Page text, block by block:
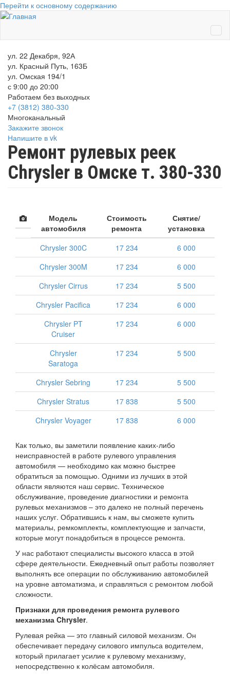
Перейти к основному содержанию
ул. 22 Декабря, 92А
ул. Красный Путь, 163Б
ул. Омская 194/1
с 9:00 до 20:00
Работаем без выходных
+7 (3812) 380-330
Многоканальный
Закажите звонок
Напишите в vk
Ремонт рулевых реек
Chrysler в Омске т. 380-330
Модель
автомобиля
Стоимость
ремонта
Снятие/
установка
Chrysler 300C
17 234
6 000
Chrysler 300M
17 234
6 000
Chrysler Cirrus
17 234
5 500
Chrysler Pacifica
17 234
6 000
Chrysler PT
Cruiser
17 234 6 000
Chrysler
Saratoga
17 234 5 500
Chrysler Sebring 17 234
5 500
Chrysler Stratus
17 838
5 500
Chrysler Voyager
17 838 6 000
Как только, вы заметили появление каких-либо
неисправностей в работе рулевого управления
автомобиля — необходимо как можно быстрее
обратиться за помощью. Одними из лучших в этой
области являются наш сервис. Техническое
обслуживание, проведение диагностики и ремонта
рулевых механизмов – это далеко не полный перечень
наших услуг. Обратившись к нам, вы сможете купить
материалы, ремкомплекты, комплектующие и запчасти,
которые могут понадобиться в процессе ремонта.
У нас работают специалисты высокого класса в этой
сфере деятельности. Ежедневный опыт работы позволяет
выполнять все операции по обслуживанию автомобилей
на уровне автоматизма, и справляться с ремонтом любой
сложности.
Признаки для проведения ремонта рулевого
механизма Chrysler.
Рулевая рейка — это главный силовой механизм. Он
обеспечивает передачу силового импульса водителем,
который прилагает усилие к рулевому механизму,
непосредственно к колёсам автомобиля.